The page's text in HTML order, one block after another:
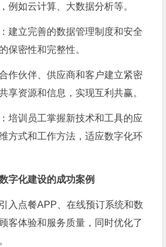
例如云计算、大数据分析等。
建立完善的数据管理制度和安全
保密性和完整性。
作伙伴、供应商和客户建立紧密
享资源和信息，实现互利共赢。
培训员工掌握新技术和工具的应
方式和工作方法，适应数字化环
字化建设的成功案例
入点餐APP、在线预订系统和数
客体验和服务质量，同时优化了